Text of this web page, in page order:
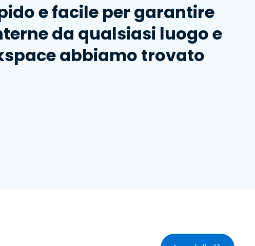
e facile per garantire
da qualsiasi luogo e
abbiamo trovato